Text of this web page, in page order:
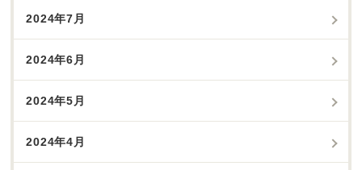
2024年7月
2024年6月
2024年5月
2024年4月